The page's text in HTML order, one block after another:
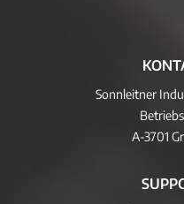
Sonnleitner
A-3701